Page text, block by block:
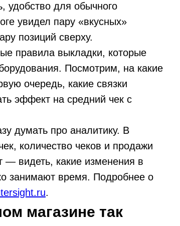
удобство для обычного
увидел пару «вкусных»
позиций сверху.
правила выкладки, которые
Посмотрим, на какие
очередь, какие связки
эффект на средний чек с
думать про аналитику. В
количество чеков и продажи
— видеть, какие изменения в
занимают время. Подробнее о
.
магазине так